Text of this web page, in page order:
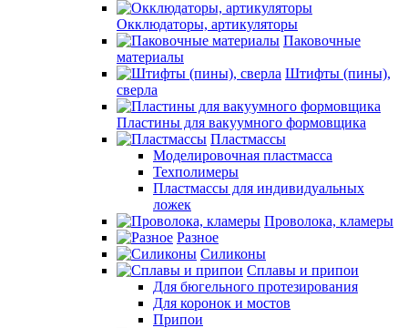
Окклюдаторы, артикуляторы
Паковочные
материалы
Штифты (пины),
сверла
Пластины для вакуумного формовщика
Пластмассы
Моделировочная пластмасса
Техполимеры
Пластмассы для индивидуальных
ложек
Проволока, кламеры
Разное
Силиконы
Сплавы и припои
Для бюгельного протезирования
Для коронок и мостов
Припои